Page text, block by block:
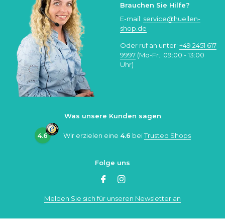
Brauchen Sie Hilfe?
E-mail: service@huellen-
shop.de
Oder ruf an unter: +49 2451 617
9997 (Mo-Fr.: 09:00 - 13:00
Uhr)
Was unsere Kunden sagen
4.6 Wir erzielen eine 4.6 beiTrusted Shops
Folge uns
Melden Sie sich für unseren Newsletter an